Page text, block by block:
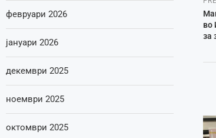
во
за
февруари 2026
јануари 2026
декември 2025
ноември 2025
октомври 2025